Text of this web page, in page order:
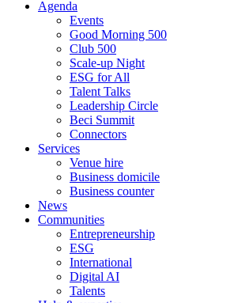
Agenda
Events
Good Morning 500
Club 500
Scale-up Night
ESG for All
Talent Talks
Leadership Circle
Beci Summit
Connectors
Services
Venue hire
Business domicile
Business counter
News
Communities
Entrepreneurship
ESG
International
Digital AI
Talents